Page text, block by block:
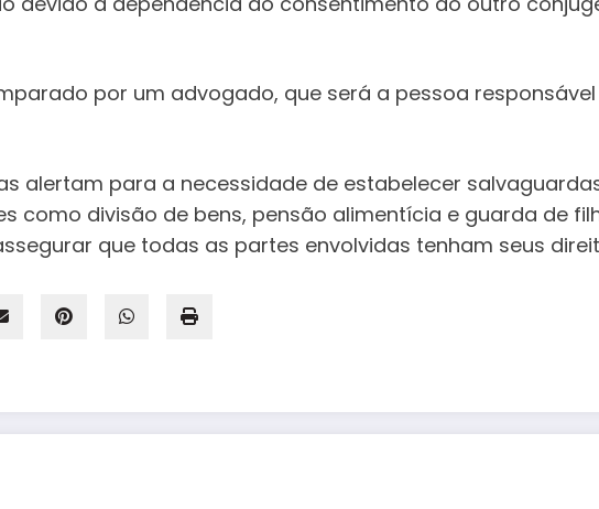
por um advogado, que será a pessoa
alertam para a necessidade de estabelecer
como divisão de bens, pensão alimentícia e guarda de
que todas as partes envolvidas tenham seus